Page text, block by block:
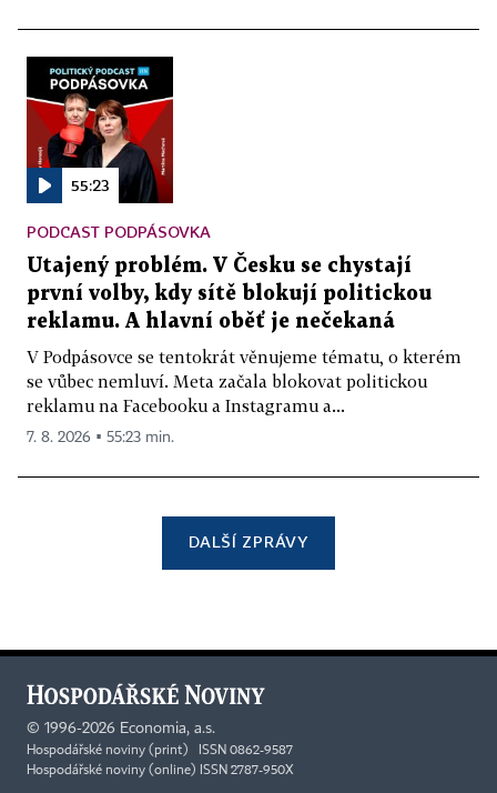
55:23
PODCAST PODPÁSOVKA
Utajený problém. V Česku se chystají
první volby, kdy sítě blokují politickou
reklamu. A hlavní oběť je nečekaná
V Podpásovce se tentokrát věnujeme tématu, o kterém
se vůbec nemluví. Meta začala blokovat politickou
reklamu na Facebooku a Instagramu a...
7. 8. 2026 ▪ 55:23 min.
DALŠÍ ZPRÁVY
© 1996-2026 Economia, a.s.
Hospodářské noviny (print) ISSN 0862-9587
Hospodářské noviny (online) ISSN 2787-950X